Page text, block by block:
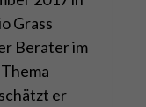
Grass
Berater im
er